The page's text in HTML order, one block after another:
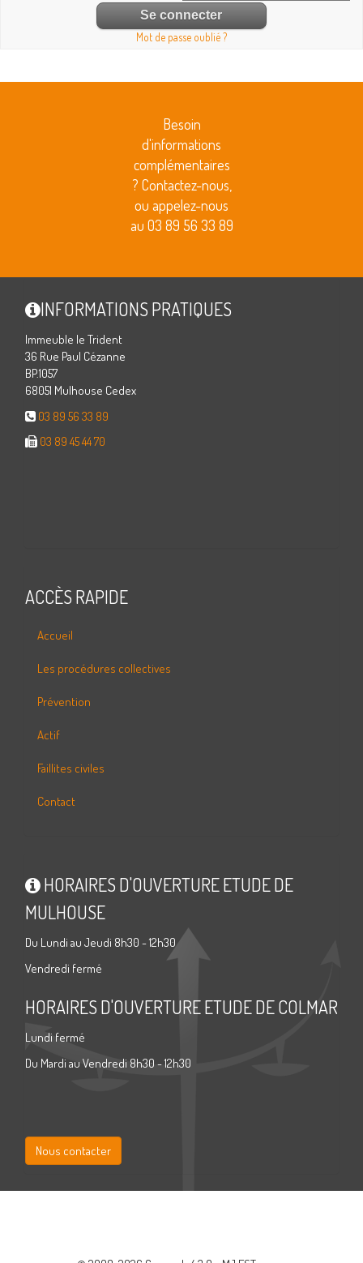
Mot de passe oublié ?
Besoin
d'informations
complémentaires
? Contactez-nous,
ou appelez-nous
au 03 89 56 33 89
INFORMATIONS PRATIQUES
Immeuble le Trident
36 Rue Paul Cézanne
BP.1057
68051 Mulhouse Cedex
03 89 56 33 89
03 89 45 44 70
ACCÈS RAPIDE
Accueil
Les procédures collectives
Prévention
Actif
Faillites civiles
Contact
HORAIRES D'OUVERTURE ETUDE DE
MULHOUSE
Du Lundi au Jeudi 8h30 - 12h30
Vendredi fermé
HORAIRES D'OUVERTURE ETUDE DE COLMAR
Lundi fermé
Du Mardi au Vendredi 8h30 - 12h30
Nous contacter